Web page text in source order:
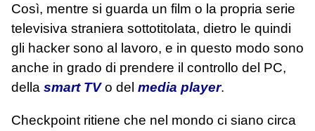
Così, mentre si guarda un film o la propria serie
televisiva straniera sottotitolata, dietro le quindi
gli hacker sono al lavoro, e in questo modo sono
anche in grado di prendere il controllo del PC,
della smart TVo del media player.
Checkpoint ritiene che nel mondo ci siano circa